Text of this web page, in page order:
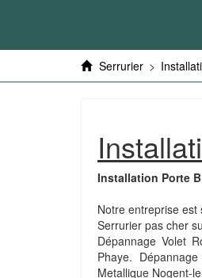
Serrurier >
Installation Porte
Notre entreprise
Serrurier pas cher
Dépannage Volet
Phaye.
Metallique Nogent-